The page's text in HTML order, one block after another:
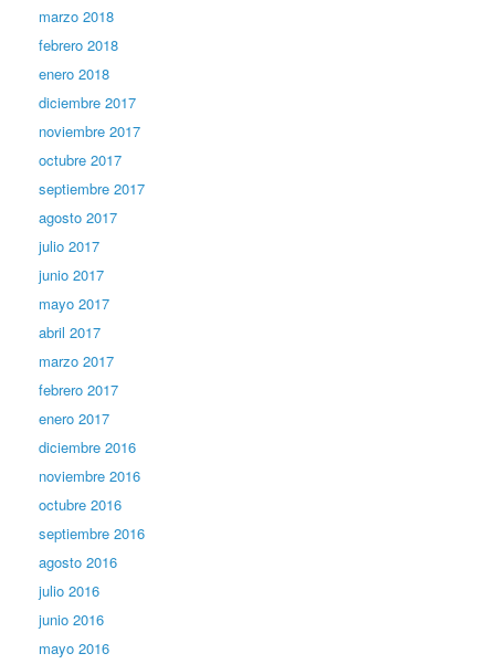
marzo 2018
febrero 2018
enero 2018
diciembre 2017
noviembre 2017
octubre 2017
septiembre 2017
agosto 2017
julio 2017
junio 2017
mayo 2017
abril 2017
marzo 2017
febrero 2017
enero 2017
diciembre 2016
noviembre 2016
octubre 2016
septiembre 2016
agosto 2016
julio 2016
junio 2016
mayo 2016